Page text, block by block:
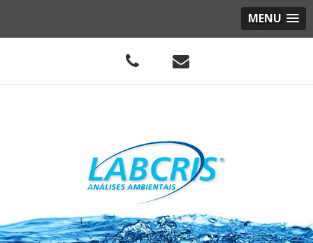
MENU